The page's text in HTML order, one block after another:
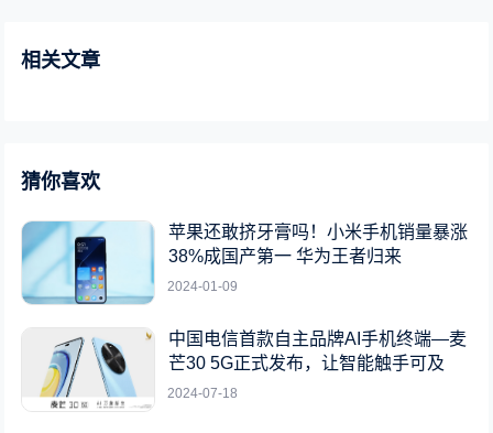
相关文章
猜你喜欢
苹果还敢挤牙膏吗！小米手机销量暴涨
38%成国产第一 华为王者归来
2024-01-09
中国电信首款自主品牌AI手机终端—麦
芒30 5G正式发布，让智能触手可及
2024-07-18